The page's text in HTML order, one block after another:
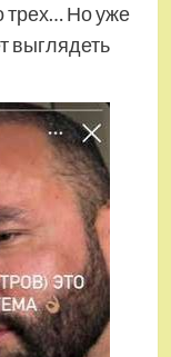
трех… Но уже
выглядеть